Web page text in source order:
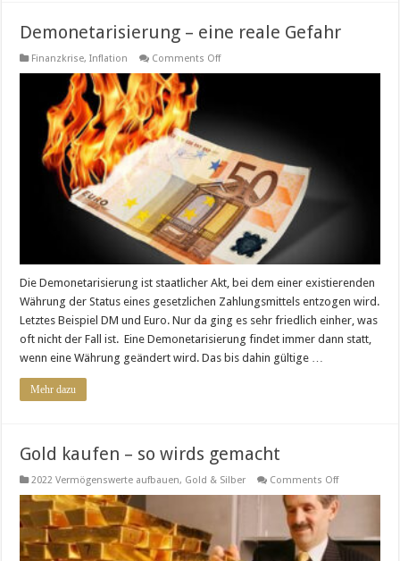
Demonetarisierung – eine reale Gefahr
Finanzkrise,Inflation Comments Offon
Die Demonetarisierung ist staatlicher Akt, bei dem einer existierenden
Währung der Status eines gesetzlichen Zahlungsmittels entzogen wird.
Letztes Beispiel DM und Euro. Nur da ging es sehr friedlich einher, was
oft nicht der Fall ist. Eine Demonetarisierung findet immer dann statt,
wenn eine Währung geändert wird. Das bis dahin gültige …
Mehr dazu
Gold kaufen – so wirds gemacht
2022 Vermögenswerte aufbauen, Gold & Silber Comments Offon
kaufen
wirds
gemacht